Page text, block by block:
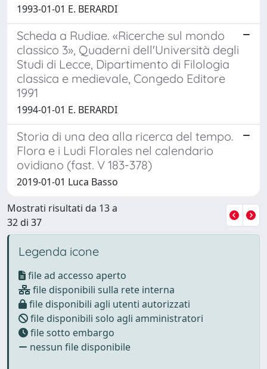
1993-01-01 E. BERARDI
Scheda a Rudiae. «Ricerche sul mondo
classico 3», Quaderni dell'Università degli
Studi di Lecce, Dipartimento di Filologia
classica e medievale, Congedo Editore
1991
1994-01-01 E. BERARDI
Storia di una dea alla ricerca del tempo.
Flora e i Ludi Florales nel calendario
ovidiano (fast. V 183-378)
2019-01-01 Luca Basso
Mostrati risultati da 13 a
32 di 37
Legenda icone
file ad accesso aperto
file disponibili sulla rete interna
file disponibili agli utenti autorizzati
file disponibili solo agli amministratori
file sotto embargo
nessun file disponibile